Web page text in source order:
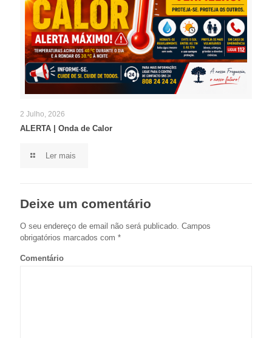
2 Julho, 2026
ALERTA | Onda de Calor
Ler mais
Deixe um comentário
O seu endereço de email não será publicado. Campos
obrigatórios marcados com *
Comentário